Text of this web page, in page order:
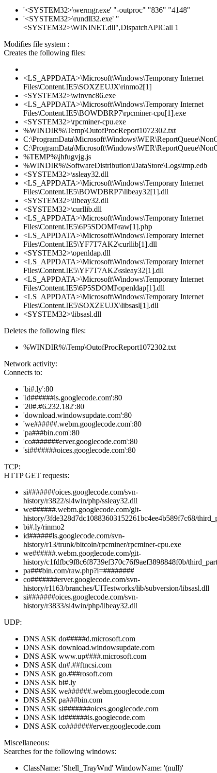
'<SYSTEM32>\wermgr.exe' "-outproc" "836" "4148"
'<SYSTEM32>\rundll32.exe' "
<SYSTEM32>\WININET.dll",DispatchAPICall 1
Modifies file system :
Creates the following files:
<LS_APPDATA>\Microsoft\Windows\Temporary Internet
Files\Content.IE5\SOXZEUJX\rinmo2[1]
<SYSTEM32>\winvnc86.exe
<LS_APPDATA>\Microsoft\Windows\Temporary Internet
Files\Content.IE5\BOWDBRP7\rpcminer-cpu[1].exe
<SYSTEM32>\rpcminer-cpu.exe
%WINDIR%\Temp\OutofProcReport1072302.txt
%TEMP%\jhfugvjg.js
%WINDIR%\SoftwareDistribution\DataStore\Logs\tmp.edb
<SYSTEM32>\ssleay32.dll
<LS_APPDATA>\Microsoft\Windows\Temporary Internet
Files\Content.IE5\BOWDBRP7\libeay32[1].dll
<SYSTEM32>\libeay32.dll
<SYSTEM32>\curllib.dll
<LS_APPDATA>\Microsoft\Windows\Temporary Internet
Files\Content.IE5\6P5SDOMI\raw[1].php
<LS_APPDATA>\Microsoft\Windows\Temporary Internet
Files\Content.IE5\YF7T7AK2\curllib[1].dll
<SYSTEM32>\openldap.dll
<LS_APPDATA>\Microsoft\Windows\Temporary Internet
Files\Content.IE5\YF7T7AK2\ssleay32[1].dll
<LS_APPDATA>\Microsoft\Windows\Temporary Internet
Files\Content.IE5\6P5SDOMI\openldap[1].dll
<LS_APPDATA>\Microsoft\Windows\Temporary Internet
Files\Content.IE5\SOXZEUJX\libsasl[1].dll
<SYSTEM32>\libsasl.dll
Deletes the following files:
%WINDIR%\Temp\OutofProcReport1072302.txt
Network activity:
Connects to:
'bi#.ly':80
'id######ls.googlecode.com':80
'20#.#6.232.182':80
'download.windowsupdate.com':80
'we######.webm.googlecode.com':80
'pa###bin.com':80
'co#######erver.googlecode.com':80
'si#######oices.googlecode.com':80
TCP:
HTTP GET requests:
si#######oices.googlecode.com/svn-
history/r3822/si4win/php/ssleay32.dll
we######.webm.googlecode.com/git-
history/3fde328d7dc10883603152261bc4ee4b589f7c68/
bi#.ly/rinmo2
id######ls.googlecode.com/svn-
history/r13/trunk/bitcoin/rpcminer/rpcminer-cpu.exe
we######.webm.googlecode.com/git-
history/c1fdfbc9f8c6f8739ef370c76f9aef3898848f0b/
pa###bin.com/raw.php?i=########
co#######erver.googlecode.com/svn-
history/r1163/branches/UITestworks/lib/subversion/libsasl.dll
si#######oices.googlecode.com/svn-
history/r3833/si4win/php/libeay32.dll
UDP:
DNS ASK do#####d.microsoft.com
DNS ASK download.windowsupdate.com
DNS ASK www.up####.microsoft.com
DNS ASK dn#.##ftncsi.com
DNS ASK go.###rosoft.com
DNS ASK bi#.ly
DNS ASK we######.webm.googlecode.com
DNS ASK pa###bin.com
DNS ASK si#######oices.googlecode.com
DNS ASK id######ls.googlecode.com
DNS ASK co#######erver.googlecode.com
Miscellaneous:
Searches for the following windows:
ClassName: 'Shell_TrayWnd' WindowName: '(null)'